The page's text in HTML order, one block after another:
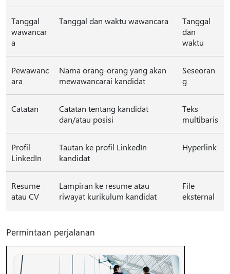
Tanggal
wawancar
a
Tanggal dan waktu wawancara
Tanggal
dan
waktu
Pewawanc
ara
Nama orang-orang yang akan
mewawancarai kandidat
Seseoran
g
Catatan
Catatan tentang kandidat
dan/atau posisi
Teks
multibaris
Profil
LinkedIn
Tautan ke profil LinkedIn
kandidat
Hyperlink
Resume
atau CV
Lampiran ke resume atau
riwayat kurikulum kandidat
File
eksternal
Permintaan perjalanan